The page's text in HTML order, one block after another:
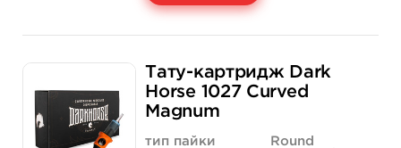
Количество
2 380 руб.
купить
Тату-картридж Dark
Horse 1027 Curved
Magnum
тип пайки
Round